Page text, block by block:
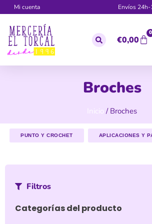
Mi cuenta Envíos 24h-
€0,00
0
Broches
Inicio / Broches
PUNTO Y CROCHET APLICACIONES Y
Filtros
Categorías del producto